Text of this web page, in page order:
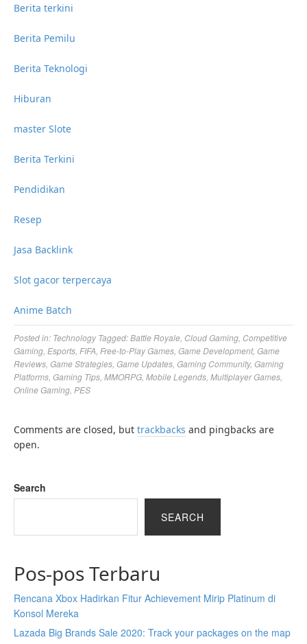
Berita terkini
Berita Pemilu
Berita Teknologi
Hiburan
master Slote
Berita Terkini
Pendidikan
Resep
Jasa Backlink
Slot gacor terpercaya
Anime Batch
Posted in: Technology Tagged:Battle Royale Cloud Gaming Competitive
Gaming Esports FIFA Free-to-Play Games Game Development, Game
Reviews Game Strategies Game Updates Gaming Community, Gaming
Platforms Gaming Tips MMORPG Mobile Legends Multiplayer Games
Online Gaming PES
Comments are closed, but trackbacks and pingbacks are
open.
Search
SEARCH
Pos-pos Terbaru
Rencana Xbox Hadirkan Fitur Achievement Mirip Platinum di
Konsol Mereka
Lazada Big Brands Sale 2020: Track your packages on the map